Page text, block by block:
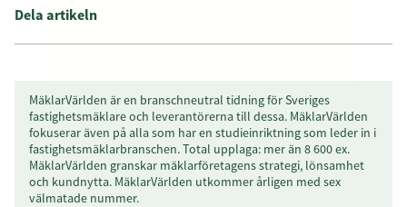
Dela artikeln
MäklarVärlden är en branschneutral tidning för Sveriges
fastighetsmäklare och leverantörerna till dessa. MäklarVärlden
fokuserar även på alla som har en studieinriktning som leder in i
fastighetsmäklarbranschen. Total upplaga: mer än 8 600 ex.
MäklarVärlden granskar mäklarföretagens strategi, lönsamhet
och kundnytta. MäklarVärlden utkommer årligen med sex
välmatade nummer.